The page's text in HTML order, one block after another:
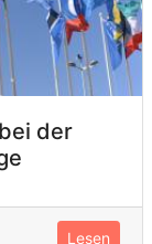
der
Lesen